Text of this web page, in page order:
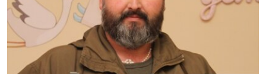
FİKİR
Русский
Українською